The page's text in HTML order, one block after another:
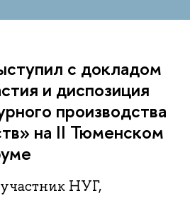
с докладом
и диспозиция
производства
на II Тюменском
НУГ,